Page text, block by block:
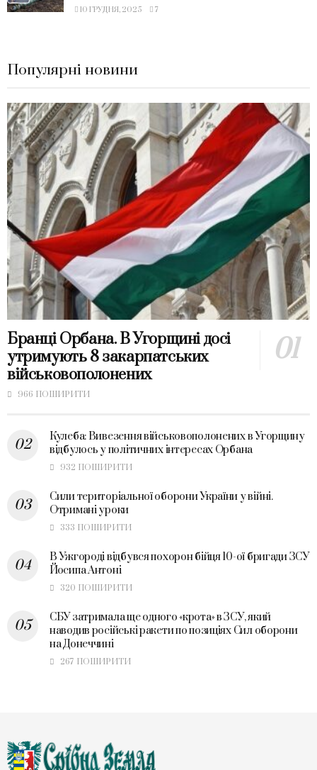
10 ГРУДНЯ, 2025 7
Популярні новини
Бранці Орбана. В Угорщині досі
утримують 8 закарпатських
військовополонених
966 ПОШИРИТИ
Кулеба: Вивезення військовополонених в Угорщину
відбулось у політичних інтересах Орбана
932 ПОШИРИТИ
Сили територіальної оборони України у війні.
Отримані уроки
333 ПОШИРИТИ
В Ужгороді відбувся похорон бійця 10-ої бригади ЗСУ
Йосипа Антоні
320 ПОШИРИТИ
СБУ затримала ще одного «крота» в ЗСУ, який
наводив російські ракети по позиціях Сил оборони
на Донеччині
267 ПОШИРИТИ